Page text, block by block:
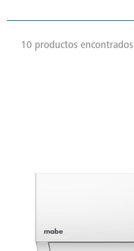
10 productos encontrados